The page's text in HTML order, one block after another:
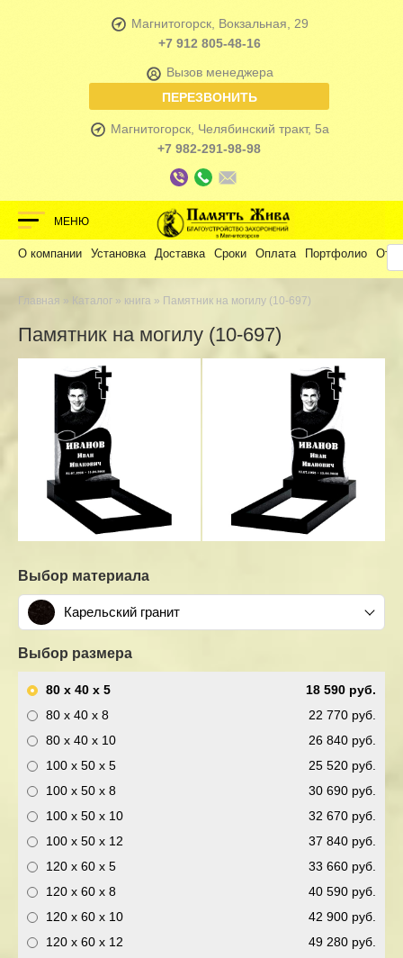
Магнитогорск, Вокзальная, 29
+7 912 805-48-16
Вызов менеджера
ПЕРЕЗВОНИТЬ
Магнитогорск, Челябинский тракт, 5а
+7 982-291-98-98
МЕНЮ
О компании Установка Доставка Сроки Оплата Портфолио
Главная » Каталог » книга » Памятник на могилу (10-697)
Памятник на могилу (10-697)
Выбор материала
Карельский гранит
Выбор размера
18 590 руб.
80 x 40 x 5
22 770 руб.
80 x 40 x 8
26 840 руб.
80 x 40 x 10
25 520 руб.
100 x 50 x 5
30 690 руб.
100 x 50 x 8
32 670 руб.
100 x 50 x 10
37 840 руб.
100 x 50 x 12
33 660 руб.
120 x 60 x 5
40 590 руб.
120 x 60 x 8
42 900 руб.
120 x 60 x 10
49 280 руб.
120 x 60 x 12